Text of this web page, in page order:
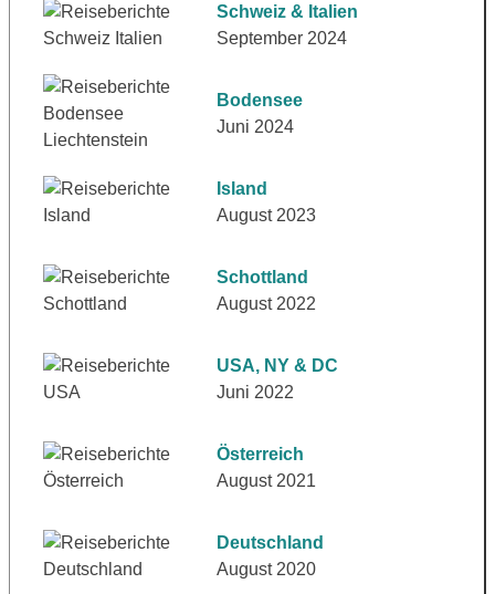
Schweiz & Italien
September 2024
Bodensee
Juni 2024
Island
August 2023
Schottland
August 2022
USA, NY & DC
Juni 2022
Österreich
August 2021
Deutschland
August 2020